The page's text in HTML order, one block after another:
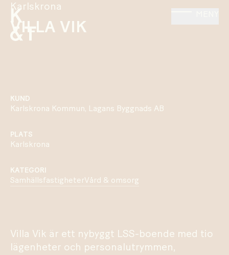
Karlskrona
VILLA VIK
KUND
Karlskrona Kommun, Lagans Byggnads AB
PLATS
Karlskrona
KATEGORI
SamhällsfastigheterVård & omsorg
Villa Vik är ett nybyggt LSS-boende med tio
lägenheter och personalutrymmen,